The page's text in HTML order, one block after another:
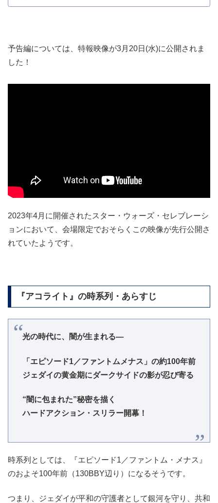
予告編については、特報映像が3月20日(水)に公開されま
した！
2023年4月に開催されたスター・ウォーズ・セレブレーシ
ョンにおいて、会場限定でおそらくこの映像が先行公開さ
れていたようです。
『アコライト』の時系列・あらすじ
光の時代に、闇が生まれる―
「エピソード1／ファントムメナス」の約100年前
ジェダイの黄金期にダークサイドの影が忍び寄る
“闇に包まれた”秘密を描く
ハードアクション・スリラー開幕！
時系列としては、『エピソード1／ファントム・メナス』
のおよそ100年前（130BBY辺り）になるそうです。
つまり、ジェダイが平和の守護者として銀河を守り、共和